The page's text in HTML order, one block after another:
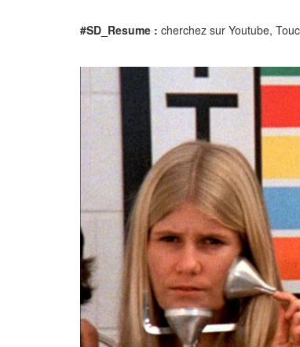
#SD_Resume : cherchez sur Youtube,